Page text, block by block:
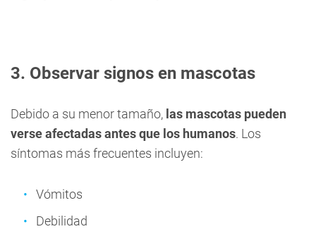
3. Observar signos en mascotas
Debido a su menor tamaño, las mascotas pueden
verse afectadas antes que los humanos. Los
síntomas más frecuentes incluyen:
Vómitos
Debilidad